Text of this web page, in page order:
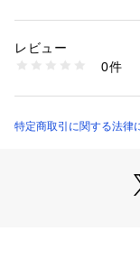
夏らしいヘルシーな
店舗にお問い合わせ
素材：コットン100％
洗濯：手洗い、漂白不
可、ドライ可、ウエッ
商品番号：
レビュー
0件
特定商取引に関する法律